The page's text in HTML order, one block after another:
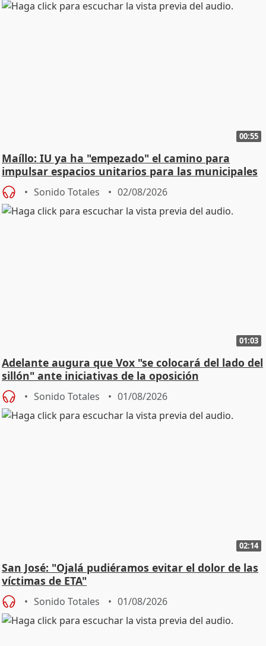
00:55
Maíllo: IU ya ha "empezado" el camino para
impulsar espacios unitarios para las municipales
Sonido Totales 02/08/2026
01:03
Adelante augura que Vox "se colocará del lado del
sillón" ante iniciativas de la oposición
Sonido Totales 01/08/2026
02:14
San José: "Ojalá pudiéramos evitar el dolor de las
víctimas de ETA"
Sonido Totales 01/08/2026